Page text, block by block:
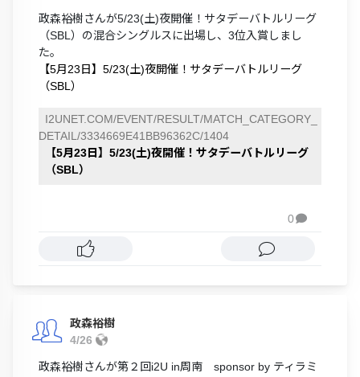
政森裕樹さんが5/23(土)夜開催！サタデーバトルリーグ
（SBL）の混合シングルスに出場し、3位入賞しまし
た。
【5月23日】5/23(土)夜開催！サタデーバトルリーグ
（SBL）
I2UNET.COM/EVENT/RESULT/MATCH_CATEGORY_
DETAIL/3334669E41BB96362C/1404
【5月23日】5/23(土)夜開催！サタデーバトルリーグ
（SBL）
0
政森裕樹
4/26
政森裕樹さんが第２回i2U in周南 sponsor by ティラミ